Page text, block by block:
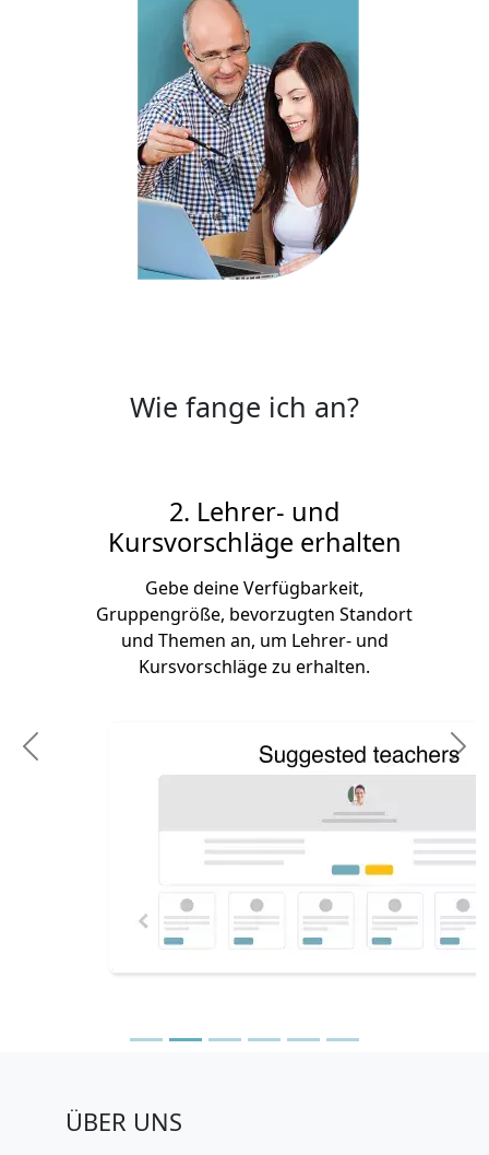
Wie fange ich an?
2. Lehrer- und
Kursvorschläge erhalten
Gebe deine Verfügbarkeit,
Gruppengröße, bevorzugten Standort
und Themen an, um Lehrer- und
Kursvorschläge zu erhalten.
Previous
ÜBER UNS